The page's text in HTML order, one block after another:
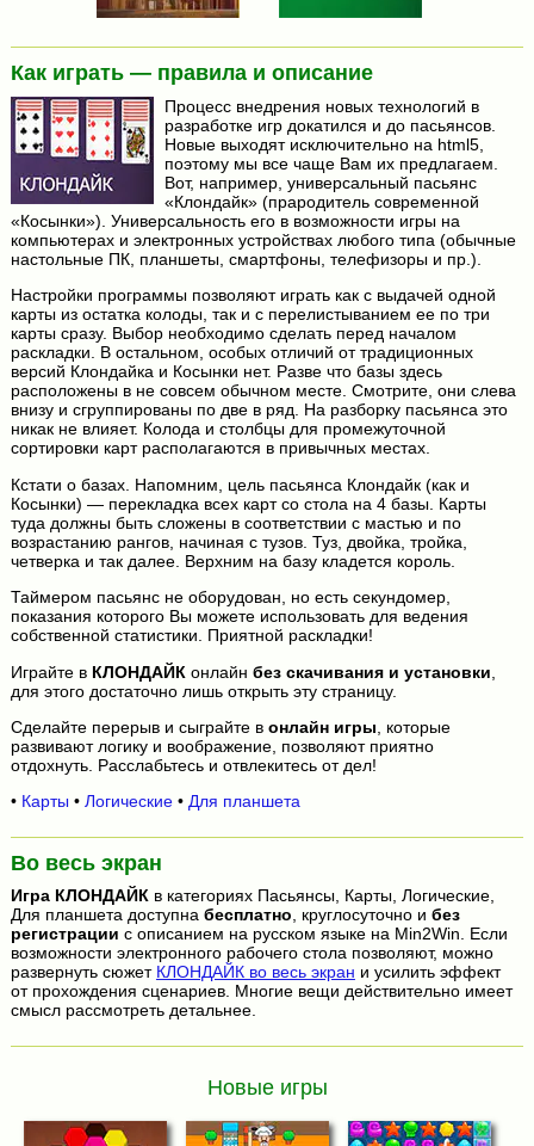
Как играть — правила и описание
Процесс внедрения новых технологий в
разработке игр докатился и до пасьянсов.
Новые выходят исключительно на html5,
поэтому мы все чаще Вам их предлагаем.
Вот, например, универсальный пасьянс
«Клондайк» (прародитель современной
«Косынки»). Универсальность его в возможности игры на
компьютерах и электронных устройствах любого типа (обычные
настольные ПК, планшеты, смартфоны, телефизоры и пр.).
Настройки программы позволяют играть как с выдачей одной
карты из остатка колоды, так и с перелистыванием ее по три
карты сразу. Выбор необходимо сделать перед началом
раскладки. В остальном, особых отличий от традиционных
версий Клондайка и Косынки нет. Разве что базы здесь
расположены в не совсем обычном месте. Смотрите, они слева
внизу и сгруппированы по две в ряд. На разборку пасьянса это
никак не влияет. Колода и столбцы для промежуточной
сортировки карт располагаются в привычных местах.
Кстати о базах. Напомним, цель пасьянса Клондайк (как и
Косынки) — перекладка всех карт со стола на 4 базы. Карты
туда должны быть сложены в соответствии с мастью и по
возрастанию рангов, начиная с тузов. Туз, двойка, тройка,
четверка и так далее. Верхним на базу кладется король.
Таймером пасьянс не оборудован, но есть секундомер,
показания которого Вы можете использовать для ведения
собственной статистики. Приятной раскладки!
Играйте в КЛОНДАЙК онлайн без скачивания и установки
для этого достаточно лишь открыть эту страницу.
Сделайте перерыв и сыграйте в онлайн игры , которые
развивают логику и воображение, позволяют приятно
отдохнуть. Расслабьтесь и отвлекитесь от дел!
• Карты • Логические• Для планшета
Во весь экран
Игра КЛОНДАЙКв категориях Пасьянсы, Карты, Логические,
Для планшета доступна бесплатно, круглосуточно и без
регистрации с описанием на русском языке на Min2Win. Если
возможности электронного рабочего стола позволяют, можно
развернуть сюжет КЛОНДАЙК во весь экран и усилить эффект
от прохождения сценариев. Многие вещи действительно имеет
смысл рассмотреть детальнее.
Новые игры